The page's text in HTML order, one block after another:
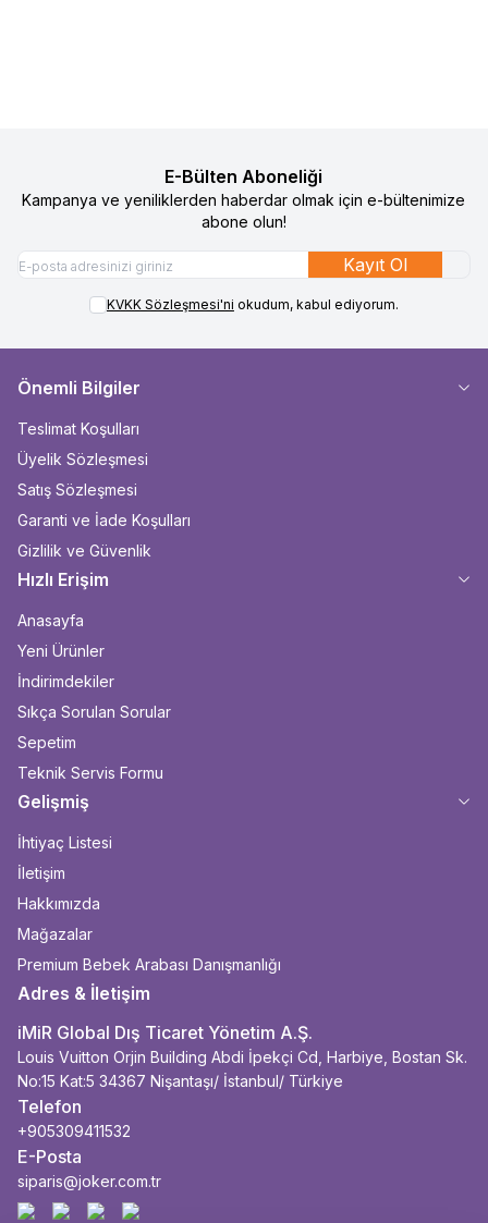
E-Bülten Aboneliği
Kampanya ve yeniliklerden haberdar olmak için e-bültenimize
abone olun!
Kayıt Ol
KVKK Sözleşmesi'ni okudum, kabul ediyorum.
Önemli Bilgiler
Teslimat Koşulları
Üyelik Sözleşmesi
Satış Sözleşmesi
Garanti ve İade Koşulları
Gizlilik ve Güvenlik
Hızlı Erişim
Anasayfa
Yeni Ürünler
İndirimdekiler
Sıkça Sorulan Sorular
Sepetim
Teknik Servis Formu
Gelişmiş
İhtiyaç Listesi
İletişim
Hakkımızda
Mağazalar
Premium Bebek Arabası Danışmanlığı
Adres & İletişim
iMiR Global Dış Ticaret Yönetim A.Ş.
Louis Vuitton Orjin Building Abdi İpekçi Cd, Harbiye, Bostan Sk.
No:15 Kat:5 34367 Nişantaşı/ İstanbul/ Türkiye
Telefon
+905309411532
E-Posta
siparis@joker.com.tr